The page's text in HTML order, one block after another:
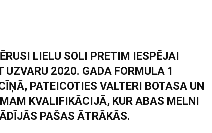
LIELU SOLI PRETIM IESPĒJAI
UZVARU 2020. GADA FORMULA 1
PATEICOTIES VALTERI BOTASA UN
KVALIFIKĀCIJĀ, KUR ABAS MELNI
PAŠAS ĀTRĀKĀS.